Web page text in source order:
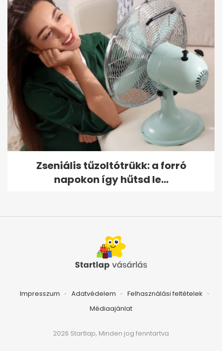
Zseniális tűzoltótrükk: a forró
napokon így hűtsd le...
Impresszum Adatvédelem
Felhasználási feltételek
Médiaajánlat
2026 Startlap, Minden jog fenntartva